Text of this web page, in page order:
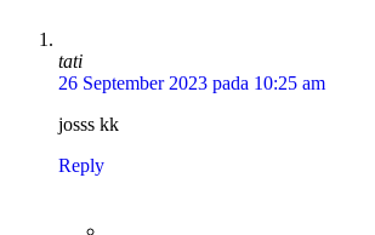
tati
26 September 2023 pada 10:25 am
josss kk
Reply